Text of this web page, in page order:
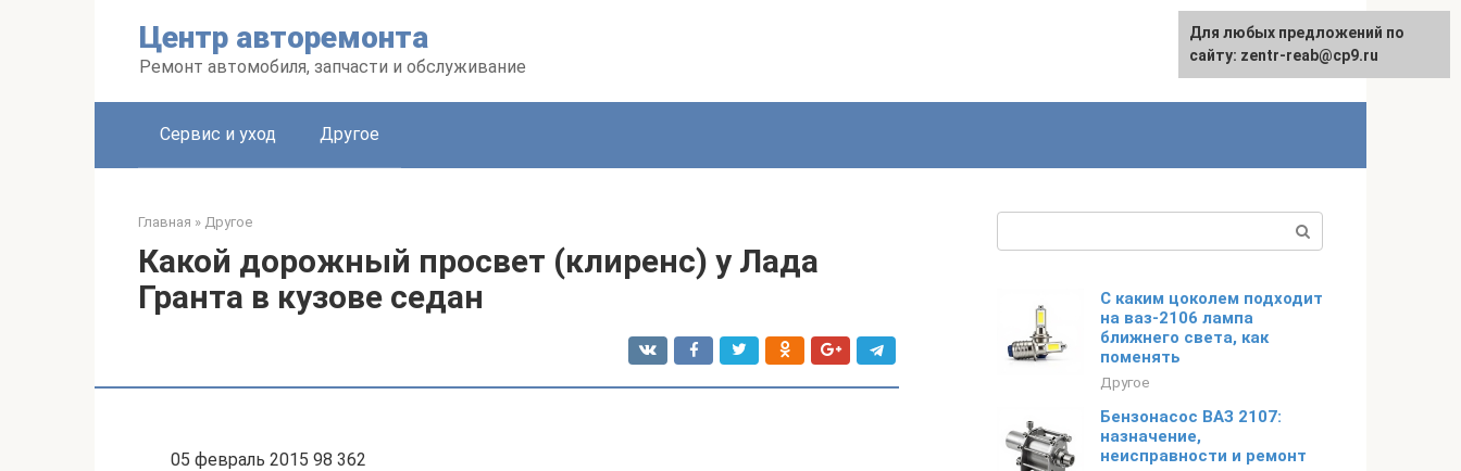
Центр авторемонта
Ремонт автомобиля, запчасти и обслуживание
Сервис и уход Другое
Главная » Другое
Какой дорожный просвет (клиренс) у Лада
Гранта в кузове седан
05 февраль 2015 98 362
С каким цоколем подходит
на ваз-2106 лампа
ближнего света, как
поменять
Другое
Бензонасос ВАЗ 2107:
назначение,
неисправности и ремонт
Для любых предложений по
сайту: zentr-reab@cp9.ru